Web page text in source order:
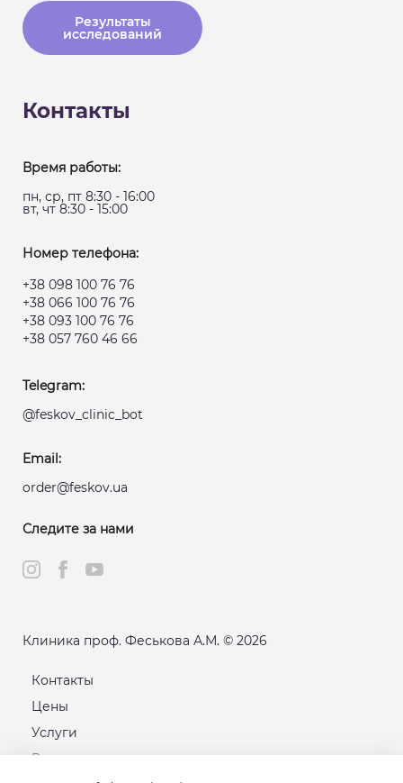
Результаты
исследований
Контакты
Время работы:
пн, ср, пт 8:30 - 16:00
вт, чт 8:30 - 15:00
Номер телефона:
+38 098 100 76 76
+38 066 100 76 76
+38 093 100 76 76
+38 057 760 46 66
Telegram:
@feskov_clinic_bot
Email:
order@feskov.ua
Следите за нами
Клиника проф. Феськова А.М. © 2026
Контакты
Цены
Услуги
Расписание